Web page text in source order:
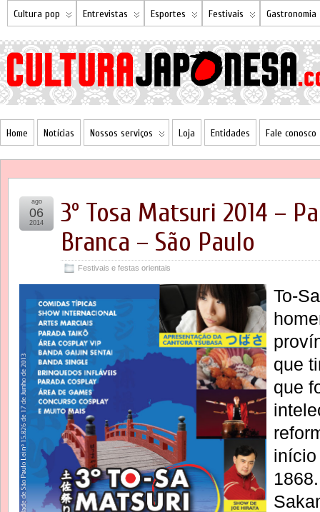
Cultura pop Entrevistas Esportes Festivais Gastronomia
Home Notícias Nossos serviços Loja Entidades Fale conosco
3º Tosa Matsuri 2014 –
Branca – São Paulo
Festivais e festas orientais
ago
06
2014
To-
que
que